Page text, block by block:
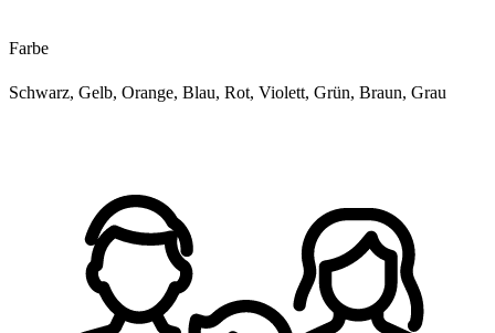
Farbe
Schwarz, Gelb, Orange, Blau, Rot, Violett, Grün, Braun, Grau